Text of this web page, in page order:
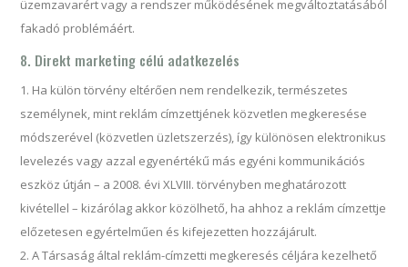
üzemzavarért vagy a rendszer működésének megváltoztatásából
fakadó problémáért.
8. Direkt marketing célú adatkezelés
Ha külön törvény eltérően nem rendelkezik, természetes
személynek, mint reklám címzettjének közvetlen megkeresése
módszerével (közvetlen üzletszerzés), így különösen elektronikus
levelezés vagy azzal egyenértékű más egyéni kommunikációs
eszköz útján – a 2008. évi XLVIII. törvényben meghatározott
kivétellel – kizárólag akkor közölhető, ha ahhoz a reklám címzettje
előzetesen egyértelműen és kifejezetten hozzájárult.
A Társaság által reklám-címzetti megkeresés céljára kezelhető